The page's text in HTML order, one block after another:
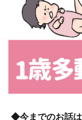
◆今までのお話